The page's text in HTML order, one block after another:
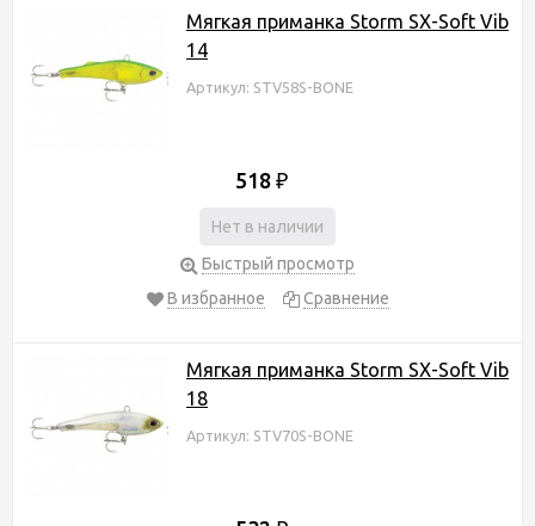
Мягкая приманка Storm SX-Soft Vib
14
Артикул: STV58S-BONE
518 ₽
Нет в наличии
Быстрый просмотр
В избранное
Сравнение
Мягкая приманка Storm SX-Soft Vib
18
Артикул: STV70S-BONE